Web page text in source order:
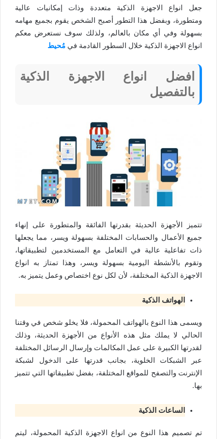
جعل انواع الاجهزة الذكية متعددة وذات إمكانيات عالية
ومتطورة، وبفضل هذا التطور أصبح الشخص يقوم بجميع مهامه
بسهولة وفي أي مكان بالعالم، ولذلك سوف نستعرض معكم
انواع الاجهزة الذكية خلال السطور القادمة في مُحيط
افضل انواع الاجهزة الذكية
بالتفصيل
تتميز الأجهزة الحديثة بقدرتها الفائقة والمتطورة على إنهاء
جميع الأعمال والحسابات المختلفة بسهولة ويسر، مما يجعلها
ذات تفاعلية عالية في التعامل مع المستخدمين لتطبيقاتها،
وتقوم بالأنشطة اليومية بسهولة ويسر، وهذا تمتاز به انواع
الاجهزة الذكية المختلفة، لأن لكل نوع اختصاص وعمل يتميز به.
الهواتف الذكية
ويسمى هذا النوع بالهواتف المحمولة، فلا يخلو شخص في وقتنا
الحالي لا يملك مثل هذه الأنواع من الأجهزة الحديثة، وذلك
لقدرتها الكبيرة على عمل المكالمات وإرسال الرسائل المختلفة
عبر الشبكات الخلوية، بجانب قدرتها على الدخول لشبكة
الإنترنت والتصفح للمواقع المختلفة، بفضل تطبيقاتها التي تتميز
بها.
الساعات الذكية
تم تصميم هذا النوع من انواع الاجهزة الذكية المحمولة، ليتم